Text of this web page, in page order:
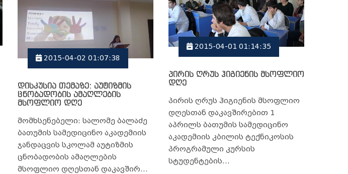
2015-04-02 01:07:38
დისკუსია თემაზე: აუტიზმის
ცნობადობის ამაღლების
მსოფლიო დღე
მომხსენებელი: სალომე ბალაძე
ბათუმის სამედიცინო აკადემიის
ჯანდაცვის სკოლამ აუტიზმის
ცნობადობის ამაღლების
მსოფლიო დღესთან დაკავშირ...
2015-04-01 01:14:35
პირის ღრუს ჰიგიენის მსოფლიო
დღე
პირის ღრუს ჰიგიენის მსოფლიო
დღესთან დაკავშირებით 1
აპრილს ბათუმის სამედიცინო
აკადემიის კბილის ტექნიკოსის
პროგრამული კურსის
სტუდენტების...